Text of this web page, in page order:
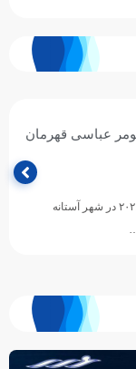
عباسی قهرمان
در نخستین روز از رقابت‌های شنای قهرمانی غرب آسیا ۲۰۲۶ در شهر آستانه